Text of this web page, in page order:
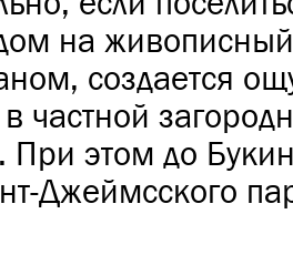
на
создается
частной
При этом до
Джеймсского